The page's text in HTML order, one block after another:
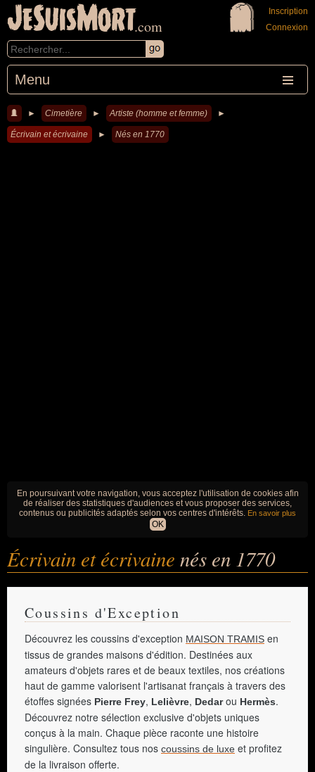
JeSuisMort.com
Menu
Inscription
Connexion
► Cimetière ► Artiste (homme et femme) ►
Écrivain et écrivaine ► Nés en 1770
En poursuivant votre navigation, vous acceptez l'utilisation de cookies afin
de réaliser des statistiques d'audiences et vous proposer des services,
contenus ou publicités adaptés selon vos centres d'intérêts. En savoir plus
OK
Écrivain et écrivaine nés en 1770
Coussins d'Exception
Découvrez les coussins d'exception MAISON TRAMIS en
tissus de grandes maisons d'édition. Destinées aux
amateurs d'objets rares et de beaux textiles, nos créations
haut de gamme valorisent l'artisanat français à travers des
étoffes signées Pierre Frey, Lelièvre, Dedarou Hermès.
Découvrez notre sélection exclusive d'objets uniques
conçus à la main. Chaque pièce raconte une histoire
singulière. Consultez tous nos coussins de luxe et profitez
de la livraison offerte.